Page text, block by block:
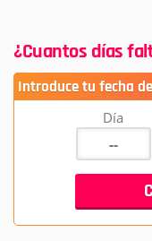
¿Cuantos días
Introduce tu fecha
Día